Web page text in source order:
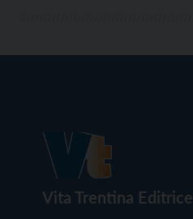
Vita Trentina Editrice